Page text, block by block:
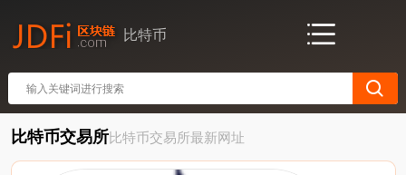
比特币
比特币交易所比特币交易所最新网址